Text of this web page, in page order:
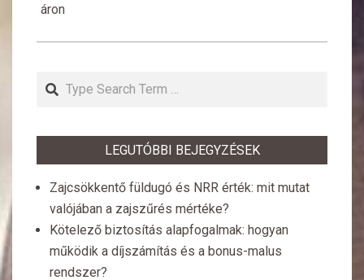
áron
Search
LEGUTÓBBI BEJEGYZÉSEK
Zajcsökkentő füldugó és NRR érték: mit mutat
valójában a zajszűrés mértéke?
Kötelező biztosítás alapfogalmak: hogyan
működik a díjszámítás és a bonus-malus
rendszer?